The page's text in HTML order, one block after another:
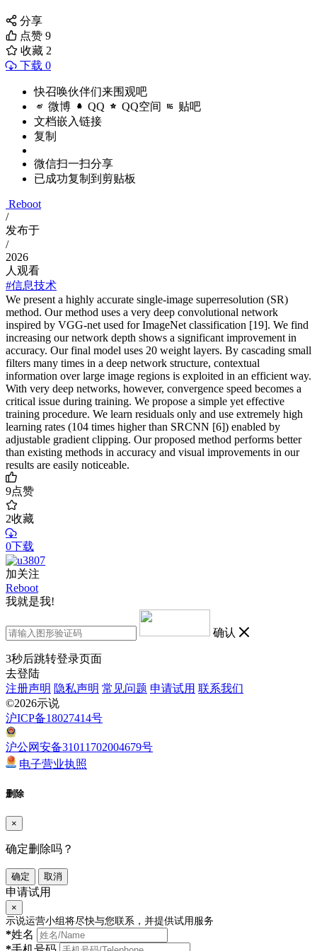
分享
点赞 9
收藏 2
下载 0
快召唤伙伴们来围观吧
微博 QQ QQ空间 贴吧
文档嵌入链接
复制
微信扫一扫分享
已成功复制到剪贴板
Reboot
/
发布于
/
2026
人观看
#信息技术
We present a highly accurate single-image superresolution (SR)
method. Our method uses a very deep convolutional network
inspired by VGG-net used for ImageNet classification [19]. We find
increasing our network depth shows a significant improvement in
accuracy. Our final model uses 20 weight layers. By cascading small
filters many times in a deep network structure, contextual
information over large image regions is exploited in an efficient way.
With very deep networks, however, convergence speed becomes a
critical issue during training. We propose a simple yet effective
training procedure. We learn residuals only and use extremely high
learning rates (104 times higher than SRCNN [6]) enabled by
adjustable gradient clipping. Our proposed method performs better
than existing methods in accuracy and visual improvements in our
results are easily noticeable.
9点赞
2收藏
0下载
加关注
Reboot
我就是我!
确认
3秒后跳转登录页面
去登陆
注册声明 隐私声明 常见问题 申请试用 联系我们
©2026示说
沪ICP备18027414号
沪公网安备31011702004679号
电子营业执照
删除
×
确定删除吗？
确定 取消
申请试用
×
示说运营小组将尽快与您联系，并提供试用服务
*姓名